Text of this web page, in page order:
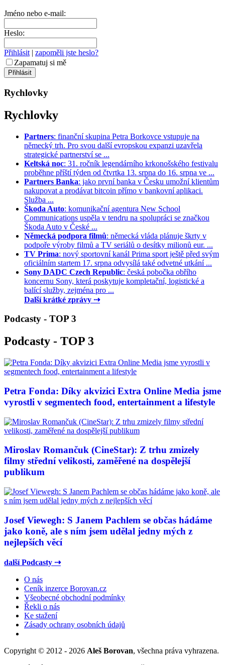
Jméno nebo e-mail:
Heslo:
Přihlásit | zapoměli jste heslo?
Zapamatuj si mě
Rychlovky
Rychlovky
Partners: finanční skupina Petra Borkovce vstupuje na
německý trh. Pro svou další evropskou expanzi uzavřela
strategické partnerství se ...
Keltská noc: 31. ročník legendárního krkonošského festivalu
proběhne příští týden od čtvrtka 13. srpna do 16. srpna ve ...
Partners Banka: jako první banka v Česku umožní klientům
nakupovat a prodávat bitcoin přímo v bankovní aplikaci.
Služba ...
Škoda Auto: komunikační agentura New School
Communications uspěla v tendru na spolupráci se značkou
Škoda Auto v České ...
Německá podpora filmů: německá vláda plánuje škrty v
podpoře výroby filmů a TV seriálů o desítky milionů eur. ...
TV Prima: nový sportovní kanál Prima sport ještě před svým
oficiálním startem 17. srpna odvysílá také odvetné utkání ...
Sony DADC Czech Republic: česká pobočka obřího
koncernu Sony, která poskytuje kompletační, logistické a
balící služby, zejména pro ...
Další krátké zprávy ⇢
Podcasty - TOP 3
Podcasty - TOP 3
Petra Fonda: Díky akvizici Extra Online Media jsme
vyrostli v segmentech food, entertainment a lifestyle
Miroslav Romančuk (CineStar): Z trhu zmizely
filmy střední velikosti, zaměřené na dospělejší
publikum
Josef Viewegh: S Janem Pachlem se občas hádáme
jako koně, ale s ním jsem udělal jedny mých z
nejlepších věcí
další Podcasty ⇢
O nás
Ceník inzerce Borovan.cz
Všeobecné obchodní podmínky
Řekli o nás
Ke stažení
Zásady ochrany osobních údajů
Copyright © 2012 - 2026 Aleš Borovan, všechna práva vyhrazena.